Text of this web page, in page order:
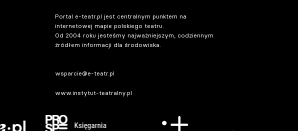
Portal e-teatr.pl jest centralnym punktem na
internetowej mapie polskiego teatru.
Od 2004 roku jesteśmy najważniejszym, codziennym
źródłem informacji dla środowiska.
wsparcie@e-teatr.pl
www.instytut-teatralny.pl